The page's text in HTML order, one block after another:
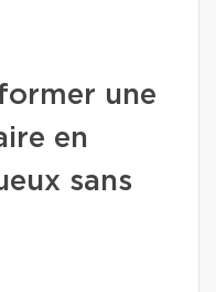
une
en
sans